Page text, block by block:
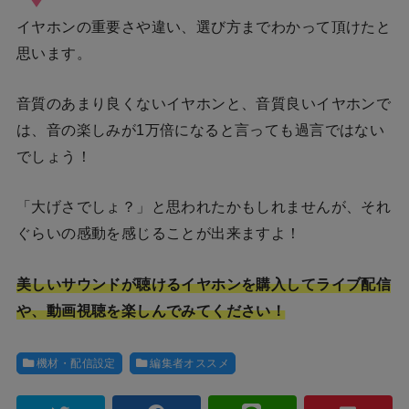
イヤホンの重要さや違い、選び方までわかって頂けたと
思います。
音質のあまり良くないイヤホンと、音質良いイヤホンで
は、音の楽しみが1万倍になると言っても過言ではない
でしょう！
「大げさでしょ？」と思われたかもしれませんが、それ
ぐらいの感動を感じることが出来ますよ！
美しいサウンドが聴けるイヤホンを購入してライブ配信
や、動画視聴を楽しんでみてください！
機材・配信設定 編集者オススメ